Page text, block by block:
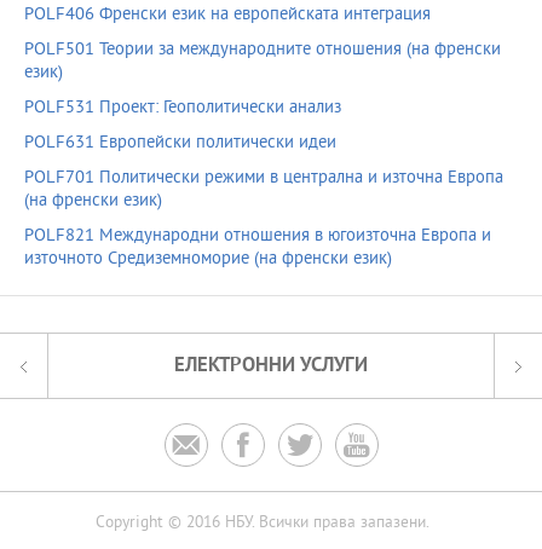
POLF406 Френски език на европейската интеграция
POLF501 Теории за международните отношения (на френски
език)
POLF531 Проект: Геополитически анализ
POLF631 Европейски политически идеи
POLF701 Политически режими в централна и източна Европа
(на френски език)
POLF821 Международни отношения в югоизточна Европа и
източното Средиземноморие (на френски език)
ЕЛЕКТРОННИ УСЛУГИ
   
Copyright © 2016 НБУ. Всички права запазени.